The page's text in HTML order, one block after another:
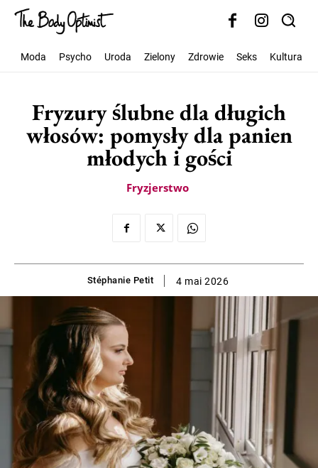
Moda Psycho Uroda Zielony Zdrowie Seks Kultura
Fryzury ślubne dla długich
włosów: pomysły dla panien
młodych i gości
Fryzjerstwo
Stéphanie Petit 4 mai 2026